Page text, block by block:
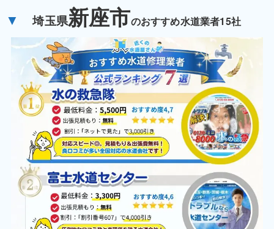
▼ 埼玉県新座市のおすすめ水道業者15社